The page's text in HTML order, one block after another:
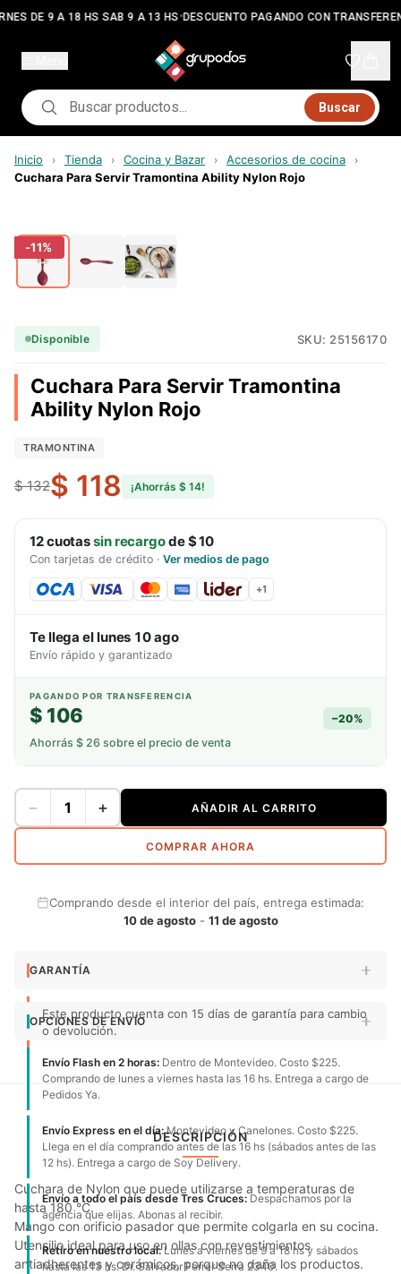
DE 9 A 18 HS SAB 9 A 13 HS•DESCUENTO PAGANDO CON
Buscar
Inicio › Tienda › Cocina y Bazar › Accesorios de cocina ›
Cuchara Para Servir Tramontina Ability Nylon Rojo
-11%
Disponible SKU: 25156170
Cuchara Para Servir Tramontina
Ability Nylon Rojo
TRAMONTINA
$ 132$ 118 ¡Ahorrás $ 14!
12cuotassin recargode$ 10
Con tarjetas de crédito · Ver medios de pago
+1
Te llega ellunes 10 ago
Envío rápido y garantizado
PAGANDO POR TRANSFERENCIA
$ 106 −20%
Ahorrás $ 26 sobre el precio de venta
− + AÑADIR AL CARRITO
COMPRAR AHORA
Comprando desde el interior del país, entrega estimada:
10 de agosto- 11 de agosto
GARANTÍA
Este producto cuenta con 15 días de garantía para cambio
o devolución.
OPCIONES DE ENVÍO
Envío Flash en 2 horas: Dentro de Montevideo. Costo $225.
Comprando de lunes a viernes hasta las 16 hs. Entrega a cargo de
Pedidos Ya.
Envío Express en el día:Montevideo y Canelones. Costo $225.
Llega en el día comprando antes de las 16 hs (sábados antes de las
12 hs). Entrega a cargo de Soy Delivery.
Envío a todo el país desde Tres Cruces: Despachamos por la
agencia que elijas. Abonas al recibir.
Retiro en nuestro local:Lunes a viernes de 9 a 18 hs y sábados
hasta las 13 hs. Dr. Salvador Ferrer Serra 2340.
DESCRIPCIÓN
Cuchara de Nylon que puede utilizarse a temperaturas de
hasta 180 °C.
Mango con orificio pasador que permite colgarla en su cocina.
Utensilio ideal para uso en ollas con revestimientos
antiadherentes y cerámicos, porque no daña los productos.